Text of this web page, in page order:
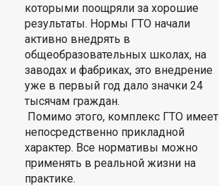
которыми поощряли за хорошие
результаты. Нормы ГТО начали
активно внедрять в
общеобразовательных школах, на
заводах и фабриках, это внедрение
уже в первый год дало значки 24
тысячам граждан.
Помимо этого, комплекс ГТО имеет
непосредственно прикладной
характер. Все нормативы можно
применять в реальной жизни на
практике.